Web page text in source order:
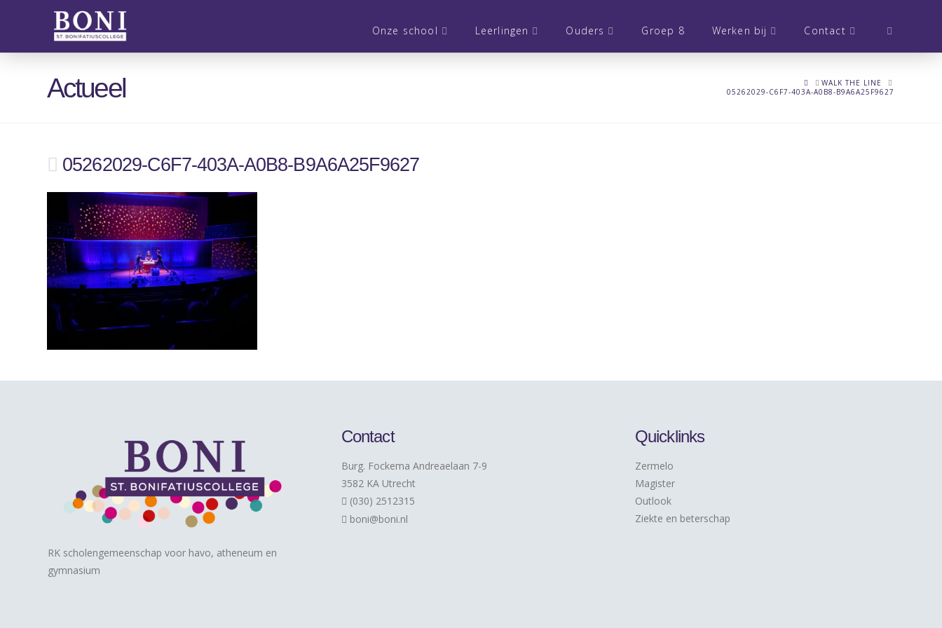
Onze school Leerlingen Ouders Groep 8 Werken bij Contact
Actueel HOMEWALK THE LINE
05262029-C6F7-403A-A0B8-B9A6A25F9627
05262029-C6F7-403A-A0B8-B9A6A25F9627
RK scholengemeenschap voor havo, atheneum en
gymnasium
Contact
Burg. Fockema Andreaelaan 7-9
3582 KA Utrecht
(030) 2512315
boni@boni.nl
Quicklinks
Zermelo
Magister
Outlook
Ziekte en beterschap